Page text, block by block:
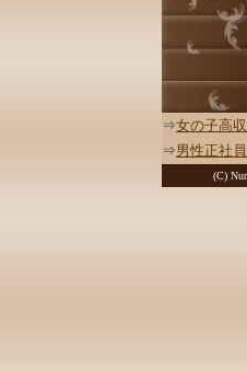
⇒女の子高
⇒男性正社
(C)